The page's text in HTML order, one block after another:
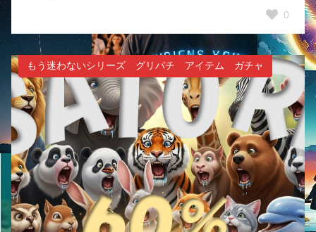
0
もう迷わないシリーズ グリパチ アイテム ガチャ